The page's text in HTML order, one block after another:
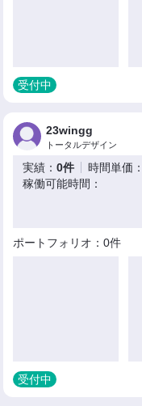
受付中
23wingg
トータルデザイン
実績：0件 時間単価
稼働可能時間：
ポートフォリオ：0件
受付中